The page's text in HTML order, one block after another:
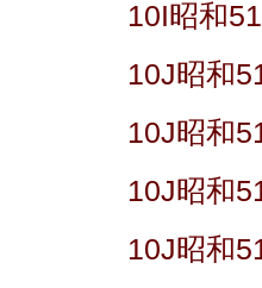
10I昭和
10J昭和
10J昭和
10J昭和
10J昭和